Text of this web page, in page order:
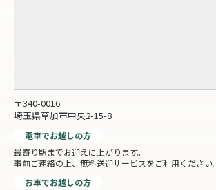
〒340-0016
埼玉県草加市中央2-15-8
電車でお越しの方
最寄り駅までお迎えに上がります。
事前ご連絡の上、無料送迎サービスをご利用ください。
お車でお越しの方